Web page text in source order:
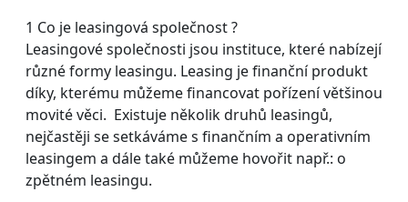
1 Co je leasingová společnost ?
Leasingové společnosti jsou instituce, které nabízejí
různé formy leasingu. Leasing je finanční produkt
díky, kterému můžeme financovat pořízení většinou
movité věci. Existuje několik druhů leasingů,
nejčastěji se setkáváme s finančním a operativním
leasingem a dále také můžeme hovořit např.: o
zpětném leasingu.